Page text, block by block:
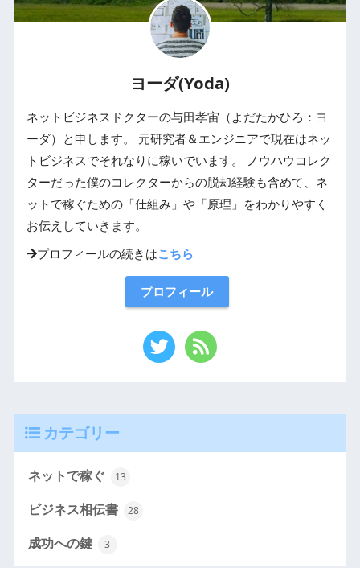
ヨーダ(Yoda)
ネットビジネスドクターの与田孝宙（よだたかひろ：ヨ
ーダ）と申します。 元研究者＆エンジニアで現在はネッ
トビジネスでそれなりに稼いでいます。 ノウハウコレク
ターだった僕のコレクターからの脱却経験も含めて、ネ
ットで稼ぐための「仕組み」や「原理」をわかりやすく
お伝えしていきます。
プロフィールの続きはこちら
プロフィール
カテゴリー
ネットで稼ぐ 13
ビジネス相伝書 28
成功への鍵 3